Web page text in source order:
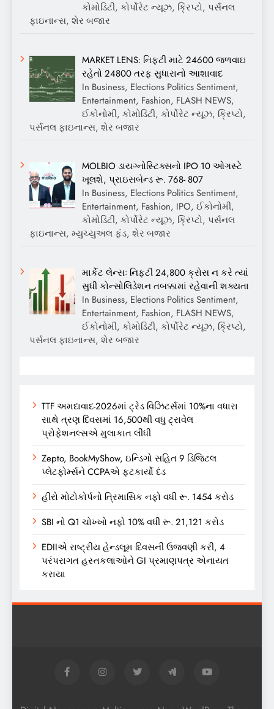
કોમોડિટી, કોર્પોરેટ ન્યૂઝ, ક્રિપ્ટો, પર્સનલ
ફાઇનાન્સ, શેર બજાર
MARKET LENS: નિફ્ટી માટે 24600 જળવાઇ
રહેતો 24800 તરફ સુધારાનો આશાવાદ
In Business, Elections Politics Sentiment,
Entertainment, Fashion, FLASH NEWS,
ઈકોનોમી, કોમોડિટી, કોર્પોરેટ ન્યૂઝ, ક્રિપ્ટો,
પર્સનલ ફાઇનાન્સ, શેર બજાર
MOLBIO ડાયગ્નોસ્ટિક્સનો IPO 10 ઓગસ્ટે
ખૂલશે, પ્રાઇસબેન્ડ રૂ. 768- 807
In Business, Elections Politics Sentiment,
Entertainment, Fashion, IPO, ઈકોનોમી,
કોમોડિટી, કોર્પોરેટ ન્યૂઝ, ક્રિપ્ટો, પર્સનલ
ફાઇનાન્સ, મ્યુચ્યુઅલ ફંડ, શેર બજાર
માર્કેટ લેન્સઃ નિફ્ટી 24,800 ક્રોસ ન કરે ત્યાં
સુધી કોન્સોલિડેશન તબક્કામાં રહેવાની શક્યતા
In Business, Elections Politics Sentiment,
Entertainment, Fashion, FLASH NEWS,
ઈકોનોમી, કોમોડિટી, કોર્પોરેટ ન્યૂઝ, ક્રિપ્ટો,
પર્સનલ ફાઇનાન્સ, શેર બજાર
TTF અમદાવાદ-2026માં ટ્રેડ વિઝિટર્સમાં 10%ના વધારા
સાથે ત્રણ દિવસમાં 16,500થી વધુ ટ્રાવેલ
પ્રોફેશનલ્સએ મુલાકાત લીધી
Zepto, BookMyShow, ઇન્ડિગો સહિત 9 ડિજિટલ
પ્લેટફોર્મ્સને CCPAએ ફટકાર્યો દંડ
હીરો મોટોકોર્પનો ત્રિમાસિક નફો વધી રૂ. 1454 કરોડ
SBI નો Q1 ચોખ્ખો નફો 10% વધી રૂ. 21,121 કરોડ
EDIIએ રાષ્ટ્રીય હેન્ડલૂમ દિવસની ઉજવણી કરી, 4
પરંપરાગત હસ્તકલાઓને GI પ્રમાણપત્ર એનાયત
કરાયા